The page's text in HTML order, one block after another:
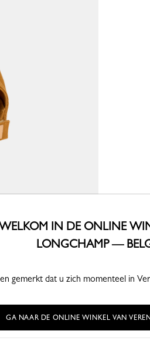
IN DE ONLINE
LONGCHAMP —
gemerkt dat u zich momenteel in
GA NAAR DE ONLINE WINKEL VAN